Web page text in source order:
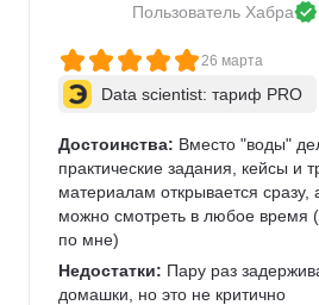
Пользователь Хабра
26 марта
Data scientist: тариф PRO
Достоинства: Вместо "воды"
практические задания, кейсы и
материалам открывается сразу,
можно смотреть в любое время
по мне)
Недостатки: Пару раз
домашки, но это не критично